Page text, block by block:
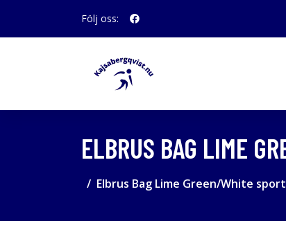
Följ oss:
ELBRUS BAG LIME
Elbrus Bag Lime Green/White